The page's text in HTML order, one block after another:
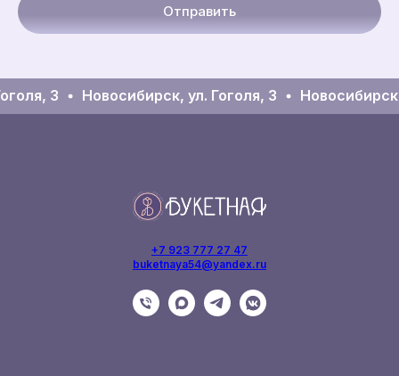
Отправить
3 Новосибирск, ул. Гоголя, 3
+7 923 777 27 47
buketnaya54@yandex.ru